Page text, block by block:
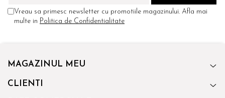
Vreau sa primesc newsletter cu promotiile magazinului. Afla mai
multe in Politica de Confidentialitate
MAGAZINUL MEU
CLIENTI